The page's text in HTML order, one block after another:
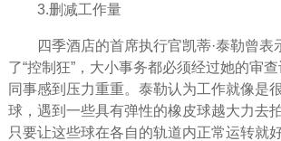
3.删减工作量
四季酒店的首席执行官凯蒂·泰勒曾表
了“控制狂”，大小事务都必须经过她的审
同事感到压力重重。泰勒认为工作就像是
球，遇到一些具有弹性的橡皮球越大力去
只要让这些球在各自的轨道内正常运转就